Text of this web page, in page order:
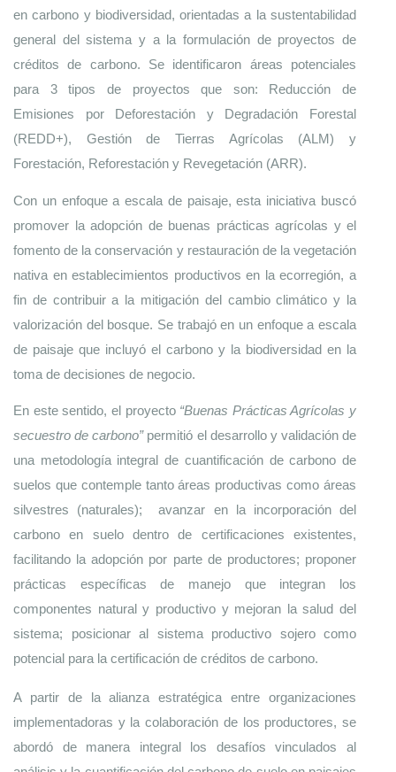
en carbono y biodiversidad, orientadas a la sustentabilidad
general del sistema y a la formulación de proyectos de
créditos de carbono. Se identificaron áreas potenciales
para 3 tipos de proyectos que son: Reducción de
Emisiones por Deforestación y Degradación Forestal
(REDD+), Gestión de Tierras Agrícolas (ALM) y
Forestación, Reforestación y Revegetación (ARR).
Con un enfoque a escala de paisaje, esta iniciativa buscó
promover la adopción de buenas prácticas agrícolas y el
fomento de la conservación y restauración de la vegetación
nativa en establecimientos productivos en la ecorregión, a
fin de contribuir a la mitigación del cambio climático y la
valorización del bosque. Se trabajó en un enfoque a escala
de paisaje que incluyó el carbono y la biodiversidad en la
toma de decisiones de negocio.
En este sentido, el proyecto “Buenas Prácticas Agrícolas y
secuestro de carbono” permitió el desarrollo y validación de
una metodología integral de cuantificación de carbono de
suelos que contemple tanto áreas productivas como áreas
silvestres (naturales);  avanzar en la incorporación del
carbono en suelo dentro de certificaciones existentes,
facilitando la adopción por parte de productores; proponer
prácticas específicas de manejo que integran los
componentes natural y productivo y mejoran la salud del
sistema; posicionar al sistema productivo sojero como
potencial para la certificación de créditos de carbono.
A partir de la alianza estratégica entre organizaciones
implementadoras y la colaboración de los productores, se
abordó de manera integral los desafíos vinculados al